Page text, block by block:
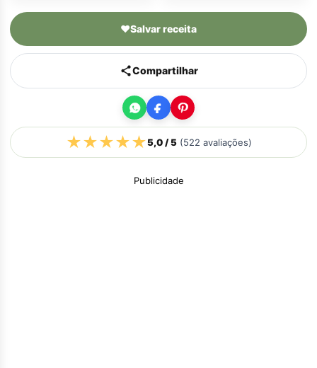
♥Salvar receita
Compartilhar
★★★★★5,0/ 5(522 avaliações)
Publicidade